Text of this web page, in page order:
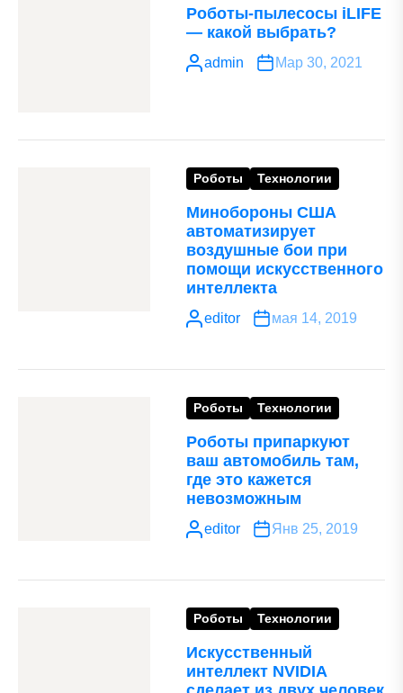
Роботы-пылесосы iLIFE
— какой выбрать?
admin Мар 30, 2021
Роботы Технологии
Минобороны США
автоматизирует
воздушные бои при
помощи искусственного
интеллекта
editor мая 14, 2019
Роботы Технологии
Роботы припаркуют
ваш автомобиль там,
где это кажется
невозможным
editor Янв 25, 2019
Роботы Технологии
Искусственный
интеллект NVIDIA